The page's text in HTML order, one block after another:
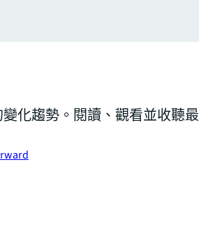
化趨勢。閱讀、觀看並收聽最